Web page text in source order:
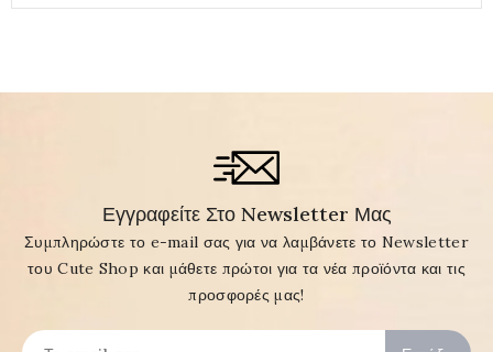
Εγγραφείτε Στο Newsletter Μας
Συμπληρώστε το e-mail σας για να λαμβάνετε το Newsletter
του Cute Shop και μάθετε πρώτοι για τα νέα προϊόντα και τις
προσφορές μας!